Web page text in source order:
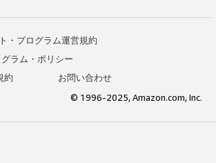
・プログラム運営規約
ラム・ポリシー
約
お問い合わせ
© 1996-2025, Amazon.com, Inc.